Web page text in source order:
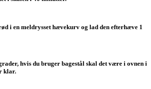
i en meldrysset hævekurv og lad den efterhæve 1
hvis du bruger bagestål skal det være i ovnen i
klar.